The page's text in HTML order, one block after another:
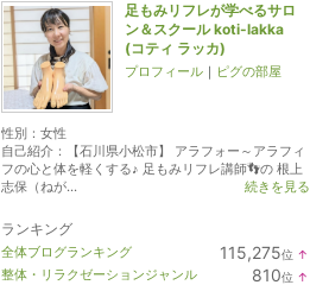
足もみリフレが学べるサロ
ン＆スクール koti-lakka
(コティ ラッカ)
プロフィール ｜ ピグの部屋
性別： 女性
自己紹介：【石川県小松市】 アラフォー～アラフィ
フの心と体を軽くする♪ 足もみリフレ講師👣の 根上
志保（ねが...
続きを見る
ランキング
全体ブログランキング 115,275位 ↑
整体・リラクゼーションジャンル 810位 ↑